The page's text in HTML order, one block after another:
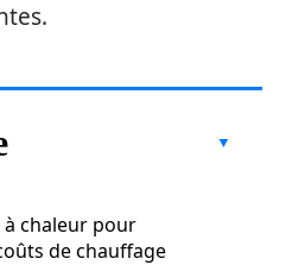
chaleur pour
de chauffage